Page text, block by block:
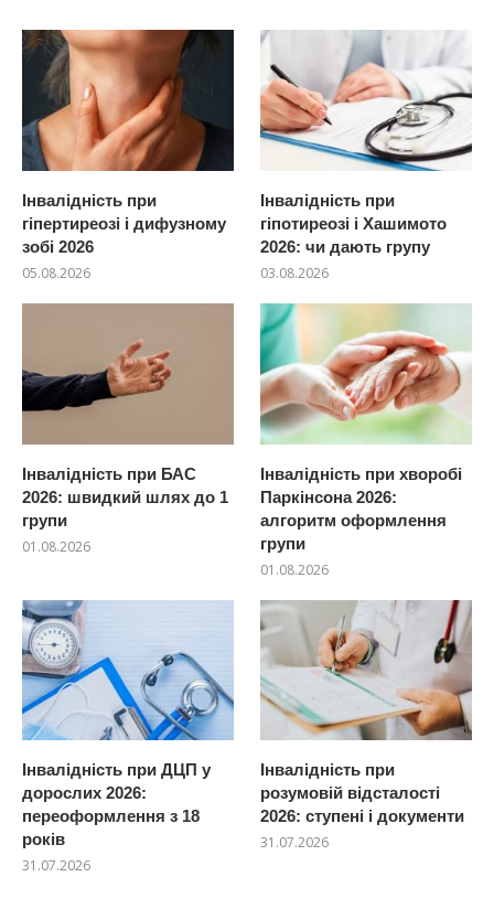
Інвалідність при
гіпертиреозі і дифузному
зобі 2026
05.08.2026
Інвалідність при
гіпотиреозі і Хашимото
2026: чи дають групу
03.08.2026
Інвалідність при БАС
2026: швидкий шлях до 1
групи
01.08.2026
Інвалідність при хворобі
Паркінсона 2026:
алгоритм оформлення
групи
01.08.2026
Інвалідність при ДЦП у
дорослих 2026:
переоформлення з 18
років
31.07.2026
Інвалідність при
розумовій відсталості
2026: ступені і документи
31.07.2026